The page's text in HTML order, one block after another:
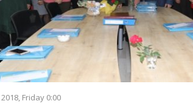
Friday 0:00